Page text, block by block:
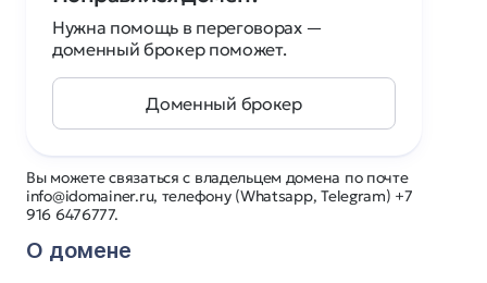
Вы можете связаться с владельцем домена по почте
info@idomainer.ru, телефону (Whatsapp, Telegram) +7
916 6476777.
О домене
Нужна помощь в переговорах —
доменный брокер поможет.
Доменный брокер